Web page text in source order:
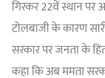
गिरकर 22वें स्थान पर
टोलबाजी के कारण
सरकार पर जनता के
कहा कि अब ममता